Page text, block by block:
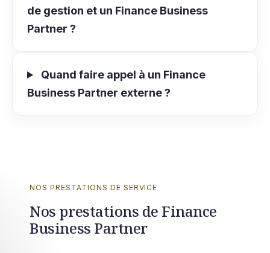
de gestion et un Finance Business
Partner ?
Quand faire appel à un Finance
Business Partner externe ?
NOS PRESTATIONS DE SERVICE
Nos prestations de Finance
Business Partner